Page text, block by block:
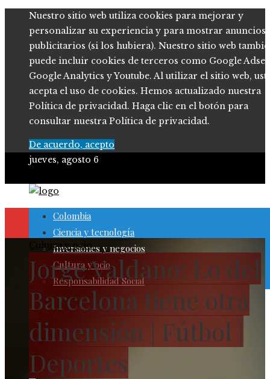
Nuestro sitio web utiliza cookies para mejorar y
personalizar su experiencia y para mostrar anuncios
publicitarios (si los hubiera). Nuestro sitio web
puede incluir cookies de terceros como Google
Google Analytics y Youtube. Al utilizar el sitio web,
acepta el uso de cookies. Hemos actualizado nuestra
Política de privacidad. Haga clic en el botón para
consultar nuestra Política de privacidad.
De acuerdo, acepto
jueves, agosto 6
Colombia
Ciencia y tecnología
Inversiones y negocios
Cultura y ocio
Responsabilidad Social
Cultura y ocio
Jorge Valdano: Lo del
Barcelona tiene otra
dimensión | Fútbol |
Deportes